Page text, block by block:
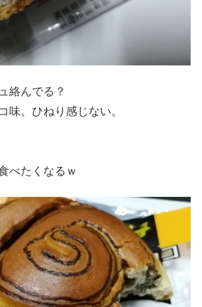
絡んでる？
味。ひねり感じない。
べたくなるｗ